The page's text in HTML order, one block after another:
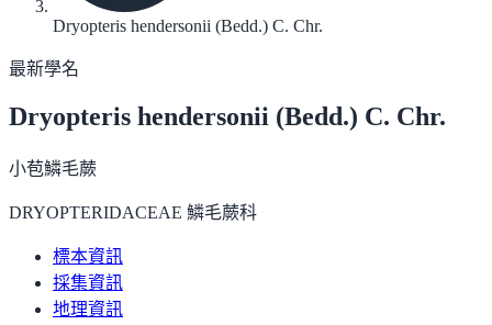
Dryopteris hendersonii (Bedd.) C. Chr.
最新學名
Dryopteris hendersonii (Bedd.) C. Chr.
小苞鱗毛蕨
DRYOPTERIDACEAE 鱗毛蕨科
標本資訊
採集資訊
地理資訊